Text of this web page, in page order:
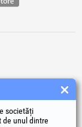
societăți
de unul dintre